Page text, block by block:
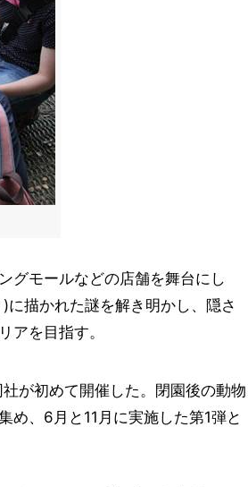
グモールなどの店舗を舞台にし
描かれた謎を解き明かし、隠さ
アを目指す。
が初めて開催した。閉園後の動物
め、6月と11月に実施した第1弾と